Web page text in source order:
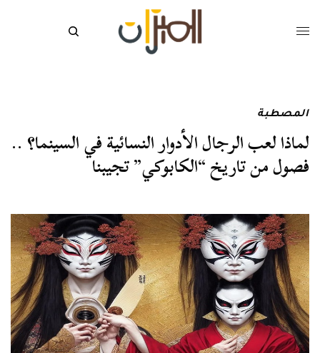
المصطبة
لماذا لعب الرجال الأدوار النسائية في السينما؟ ..
فصول من تاريخ “الكابوكي” تجيبنا